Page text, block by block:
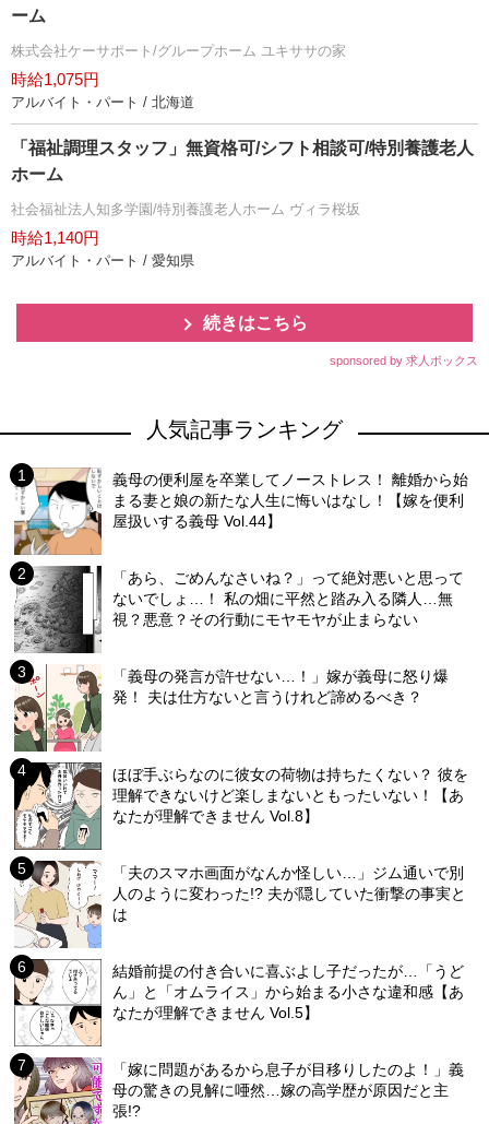
ーム
株式会社ケーサポート/グループホーム ユキササの家
時給1,075円
アルバイト・パート / 北海道
「福祉調理スタッフ」無資格可/シフト相談可/特別養護老人
ホーム
社会福祉法人知多学園/特別養護老人ホーム ヴィラ桜坂
時給1,140円
アルバイト・パート / 愛知県
続きはこちら
sponsored by 求人ボックス
人気記事ランキング
義母の便利屋を卒業してノーストレス！ 離婚から始
まる妻と娘の新たな人生に悔いはなし！【嫁を便利
屋扱いする義母 Vol.44】
「あら、ごめんなさいね？」って絶対悪いと思って
ないでしょ…！ 私の畑に平然と踏み入る隣人…無
視？悪意？その行動にモヤモヤが止まらない
「義母の発言が許せない…！」嫁が義母に怒り爆
発！ 夫は仕方ないと言うけれど諦めるべき？
ほぼ手ぶらなのに彼女の荷物は持ちたくない？ 彼を
理解できないけど楽しまないともったいない！【あ
なたが理解できません Vol.8】
「夫のスマホ画面がなんか怪しい…」ジム通いで別
人のように変わった!? 夫が隠していた衝撃の事実と
は
結婚前提の付き合いに喜ぶよし子だったが…「うど
ん」と「オムライス」から始まる小さな違和感【あ
なたが理解できません Vol.5】
「嫁に問題があるから息子が目移りしたのよ！」義
母の驚きの見解に唖然…嫁の高学歴が原因だと主
張!?